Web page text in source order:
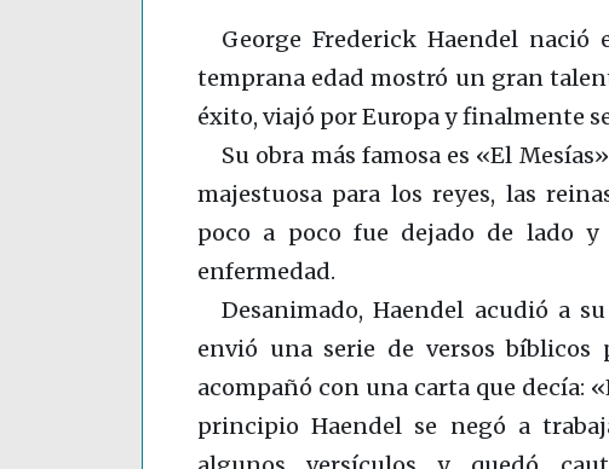
George Frederick Haendel nació
temprana edad mostró un gran
éxito, viajó por Europa y finalmente
Su obra más famosa es «El
majestuosa para los reyes, las
poco a poco fue dejado de lado
enfermedad.
Desanimado, Haendel acudió a
envió una serie de versos bíblicos
acompañó con una carta que decía:
principio Haendel se negó a